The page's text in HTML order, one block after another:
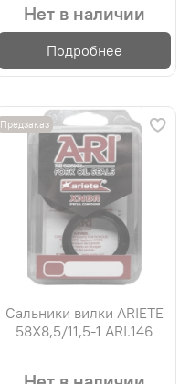
Нет в наличии
Подробнее
Предзаказ
Сальники вилки ARIETE
58X8,5/11,5-1 ARI.146